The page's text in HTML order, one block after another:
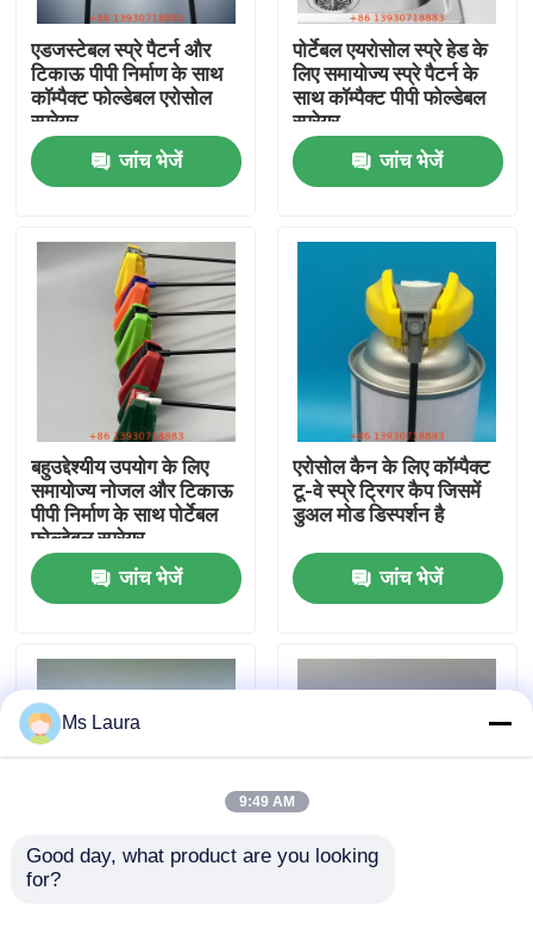
हमारे बारे में
कारखाना भ्रमण
संपर्क करें
मामलों
एडजस्टेबल स्प्रे पैटर्न और
टिकाऊ पीपी निर्माण के साथ
कॉम्पैक्ट फोल्डेबल एरोसोल
स्प्रेयर
जांच भेजें
पोर्टेबल एयरोसोल स्प्रे हेड के
लिए समायोज्य स्प्रे पैटर्न के
साथ कॉम्पैक्ट पीपी फोल्डेबल
स्प्रेयर
जांच भेजें
बहुउद्देश्यीय उपयोग के लिए
समायोज्य नोजल और टिकाऊ
पीपी निर्माण के साथ पोर्टेबल
फोल्डेबल स्प्रेयर
जांच भेजें
एरोसोल कैन के लिए कॉम्पैक्ट
टू-वे स्प्रे ट्रिगर कैप जिसमें
डुअल मोड डिस्पर्शन है
जांच भेजें
औद्योगिक सफाई के लिए
Ms Laura
9:49 AM
Good day, what product are you looking
for?